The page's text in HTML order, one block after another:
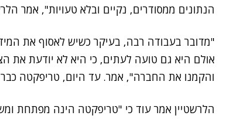
הנתונים ממסודרים, נקיים ובלא טעויות", אמר
"מדובר בעבודה רבה, בעיקר כשיש לאסוף את
אולם היא גם טועה לעתים, כי היא לא יודעת את
והקמנו את החברה", אמר. עד היום, טריפקטה כבר גייסה יותר